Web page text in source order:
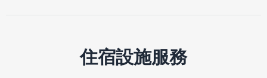
住宿設施服務